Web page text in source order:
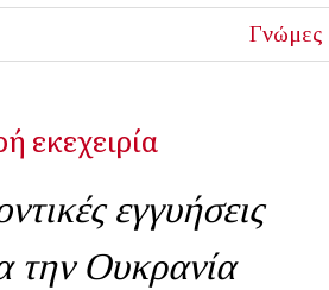
Γνώμες
εκεχειρία
εγγυήσεις
την Ουκρανία